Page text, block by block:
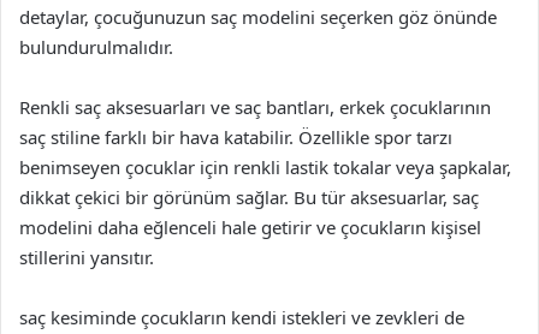
detaylar, çocuğunuzun saç modelini seçerken göz önünde
bulundurulmalıdır.
Renkli saç aksesuarları ve saç bantları, erkek çocuklarının
saç stiline farklı bir hava katabilir. Özellikle spor tarzı
benimseyen çocuklar için renkli lastik tokalar veya şapkalar,
dikkat çekici bir görünüm sağlar. Bu tür aksesuarlar, saç
modelini daha eğlenceli hale getirir ve çocukların kişisel
stillerini yansıtır.
saç kesiminde çocukların kendi istekleri ve zevkleri de